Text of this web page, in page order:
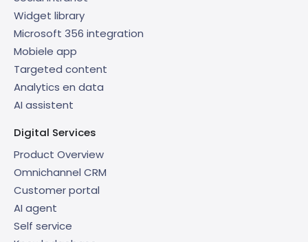
Widget library
Microsoft 356 integration
Mobiele app
Targeted content
Analytics en data
AI assistent
Digital Services
Product Overview
Omnichannel CRM
Customer portal
AI agent
Self service